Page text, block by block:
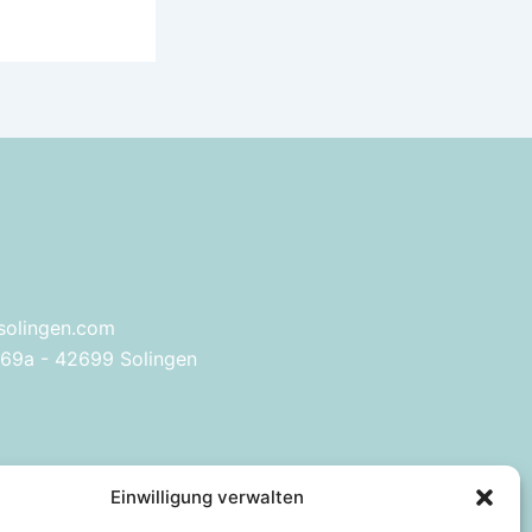
Einwilligung verwalten
- 42699 Solingen